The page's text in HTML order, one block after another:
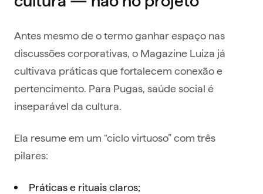
Antes mesmo de o termo ganhar espaço nas
discussões corporativas, o Magazine Luiza já
cultivava práticas que fortalecem conexão e
pertencimento. Para Pugas, saúde social é
inseparável da cultura.
Ela resume em um “ciclo virtuoso” com três
pilares:
Práticas e rituais claros;